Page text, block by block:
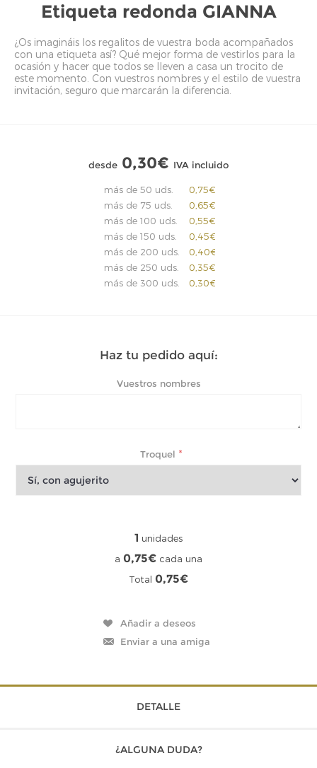
Etiqueta redonda GIANNA
¿Os imagináis los regalitos de vuestra boda acompañados
con una etiqueta así? Qué mejor forma de vestirlos para la
ocasión y hacer que todos se lleven a casa un trocito de
este momento. Con vuestros nombres y el estilo de vuestra
invitación, seguro que marcarán la diferencia.
desde 0,30€ IVA incluido
más de 50 uds.
más de 75 uds.
más de 100 uds.
más de 150 uds.
más de 200 uds.
más de 250 uds.
más de 300 uds.
0,75€
0,65€
0,55€
0,45€
0,40€
0,35€
0,30€
Haz tu pedido aquí:
Vuestros nombres
Troquel *
1 unidades
a 0,75€ cada una
Total 0,75€
DETALLE
¿ALGUNA DUDA?